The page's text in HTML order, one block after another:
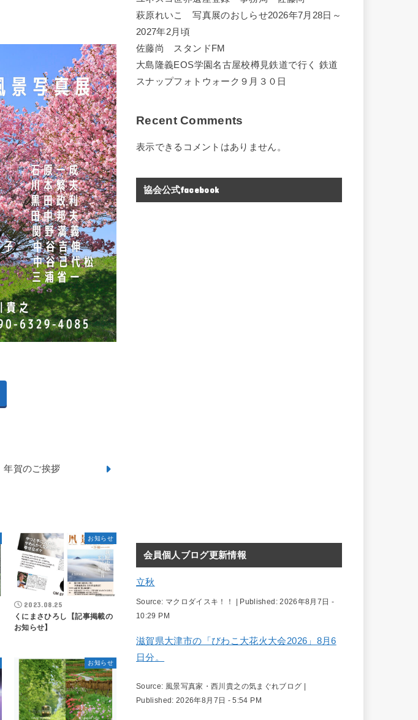
年賀のご挨拶
お知らせ
2023.08.25
くにまさひろし【記事掲載の
お知らせ】
お知らせ
萩原れいこ 写真展のおしらせ2026年7月28日～
2027年2月頃
佐藤尚 スタンドFM
大島隆義EOS学園名古屋校樽見鉄道で行く 鉄道
スナップフォトウォーク９月３０日
Recent Comments
表示できるコメントはありません。
協会公式facebook
会員個人ブログ更新情報
立秋
Source: マクロダイスキ！！ Published:2026年8月7日 -
10:29 PM
滋賀県大津市の「びわこ大花火大会2026」8月6
日分。
Source: 風景写真家・西川貴之の気まぐれブログ |
Published: 2026年8月7日 - 5:54 PM